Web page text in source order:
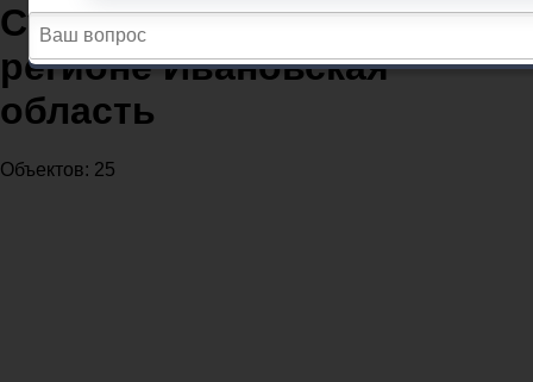
Судебные приставы в
регионе Ивановская
область
Объектов: 25